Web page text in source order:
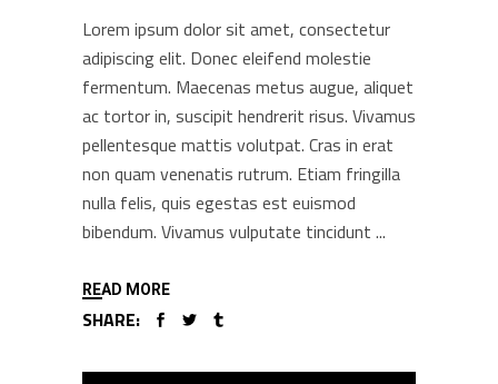
Lorem ipsum dolor sit amet, consectetur
adipiscing elit. Donec eleifend molestie
fermentum. Maecenas metus augue, aliquet
ac tortor in, suscipit hendrerit risus. Vivamus
pellentesque mattis volutpat. Cras in erat
non quam venenatis rutrum. Etiam fringilla
nulla felis, quis egestas est euismod
bibendum. Vivamus vulputate tincidunt
READ MORE
SHARE: